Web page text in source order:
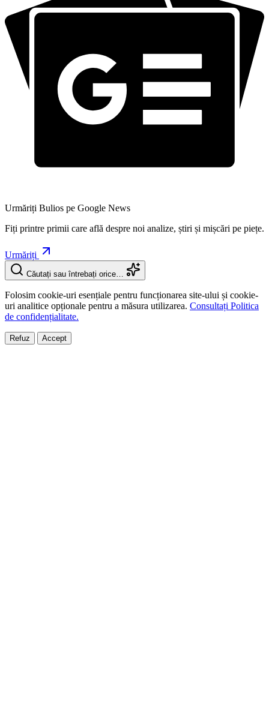
Urmăriți Bulios pe Google News
Fiți printre primii care află despre noi analize, știri și mișcări pe piețe.
Urmăriți
Căutați sau întrebați orice…
Folosim cookie-uri esențiale pentru funcționarea site-ului și cookie-
uri analitice opționale pentru a măsura utilizarea. Consultați Politica
de confidențialitate.
Refuz Accept